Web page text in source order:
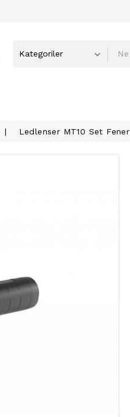
Ledlenser MT10 Set Fener